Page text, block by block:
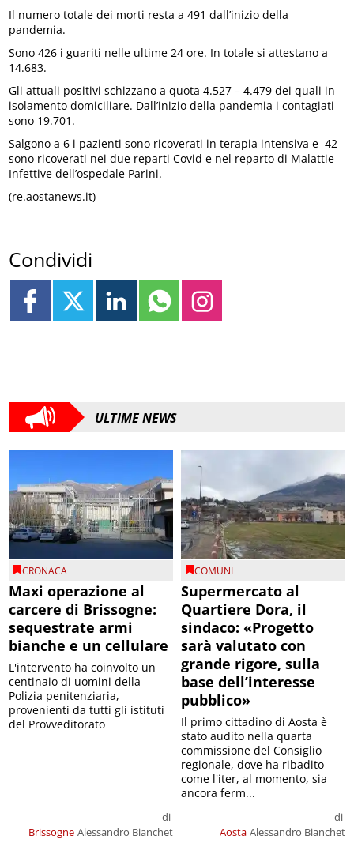
Il numero totale dei morti resta a 491 dall’inizio della
pandemia.
Sono 426 i guariti nelle ultime 24 ore. In totale si attestano a
14.683.
Gli attuali positivi schizzano a quota 4.527 – 4.479 dei quali in
isolamento domiciliare. Dall’inizio della pandemia i contagiati
sono 19.701.
Salgono a 6 i pazienti sono ricoverati in terapia intensiva e 42
sono ricoverati nei due reparti Covid e nel reparto di Malattie
Infettive dell’ospedale Parini.
(re.aostanews.it)
Condividi
ULTIME NEWS
CRONACA
Maxi operazione al
carcere di Brissogne:
sequestrate armi
bianche e un cellulare
Brissogne
di
Alessandro Bianchet
L'intervento ha coinvolto un
centinaio di uomini della
Polizia penitenziaria,
provenienti da tutti gli istituti
del Provveditorato
COMUNI
Supermercato al
Quartiere Dora, il
sindaco: «Progetto
sarà valutato con
grande rigore, sulla
base dell’interesse
pubblico»
Aosta
di
Alessandro Bianchet
Il primo cittadino di Aosta è
stato audito nella quarta
commissione del Consiglio
regionale, dove ha ribadito
come l'iter, al momento, sia
ancora ferm...